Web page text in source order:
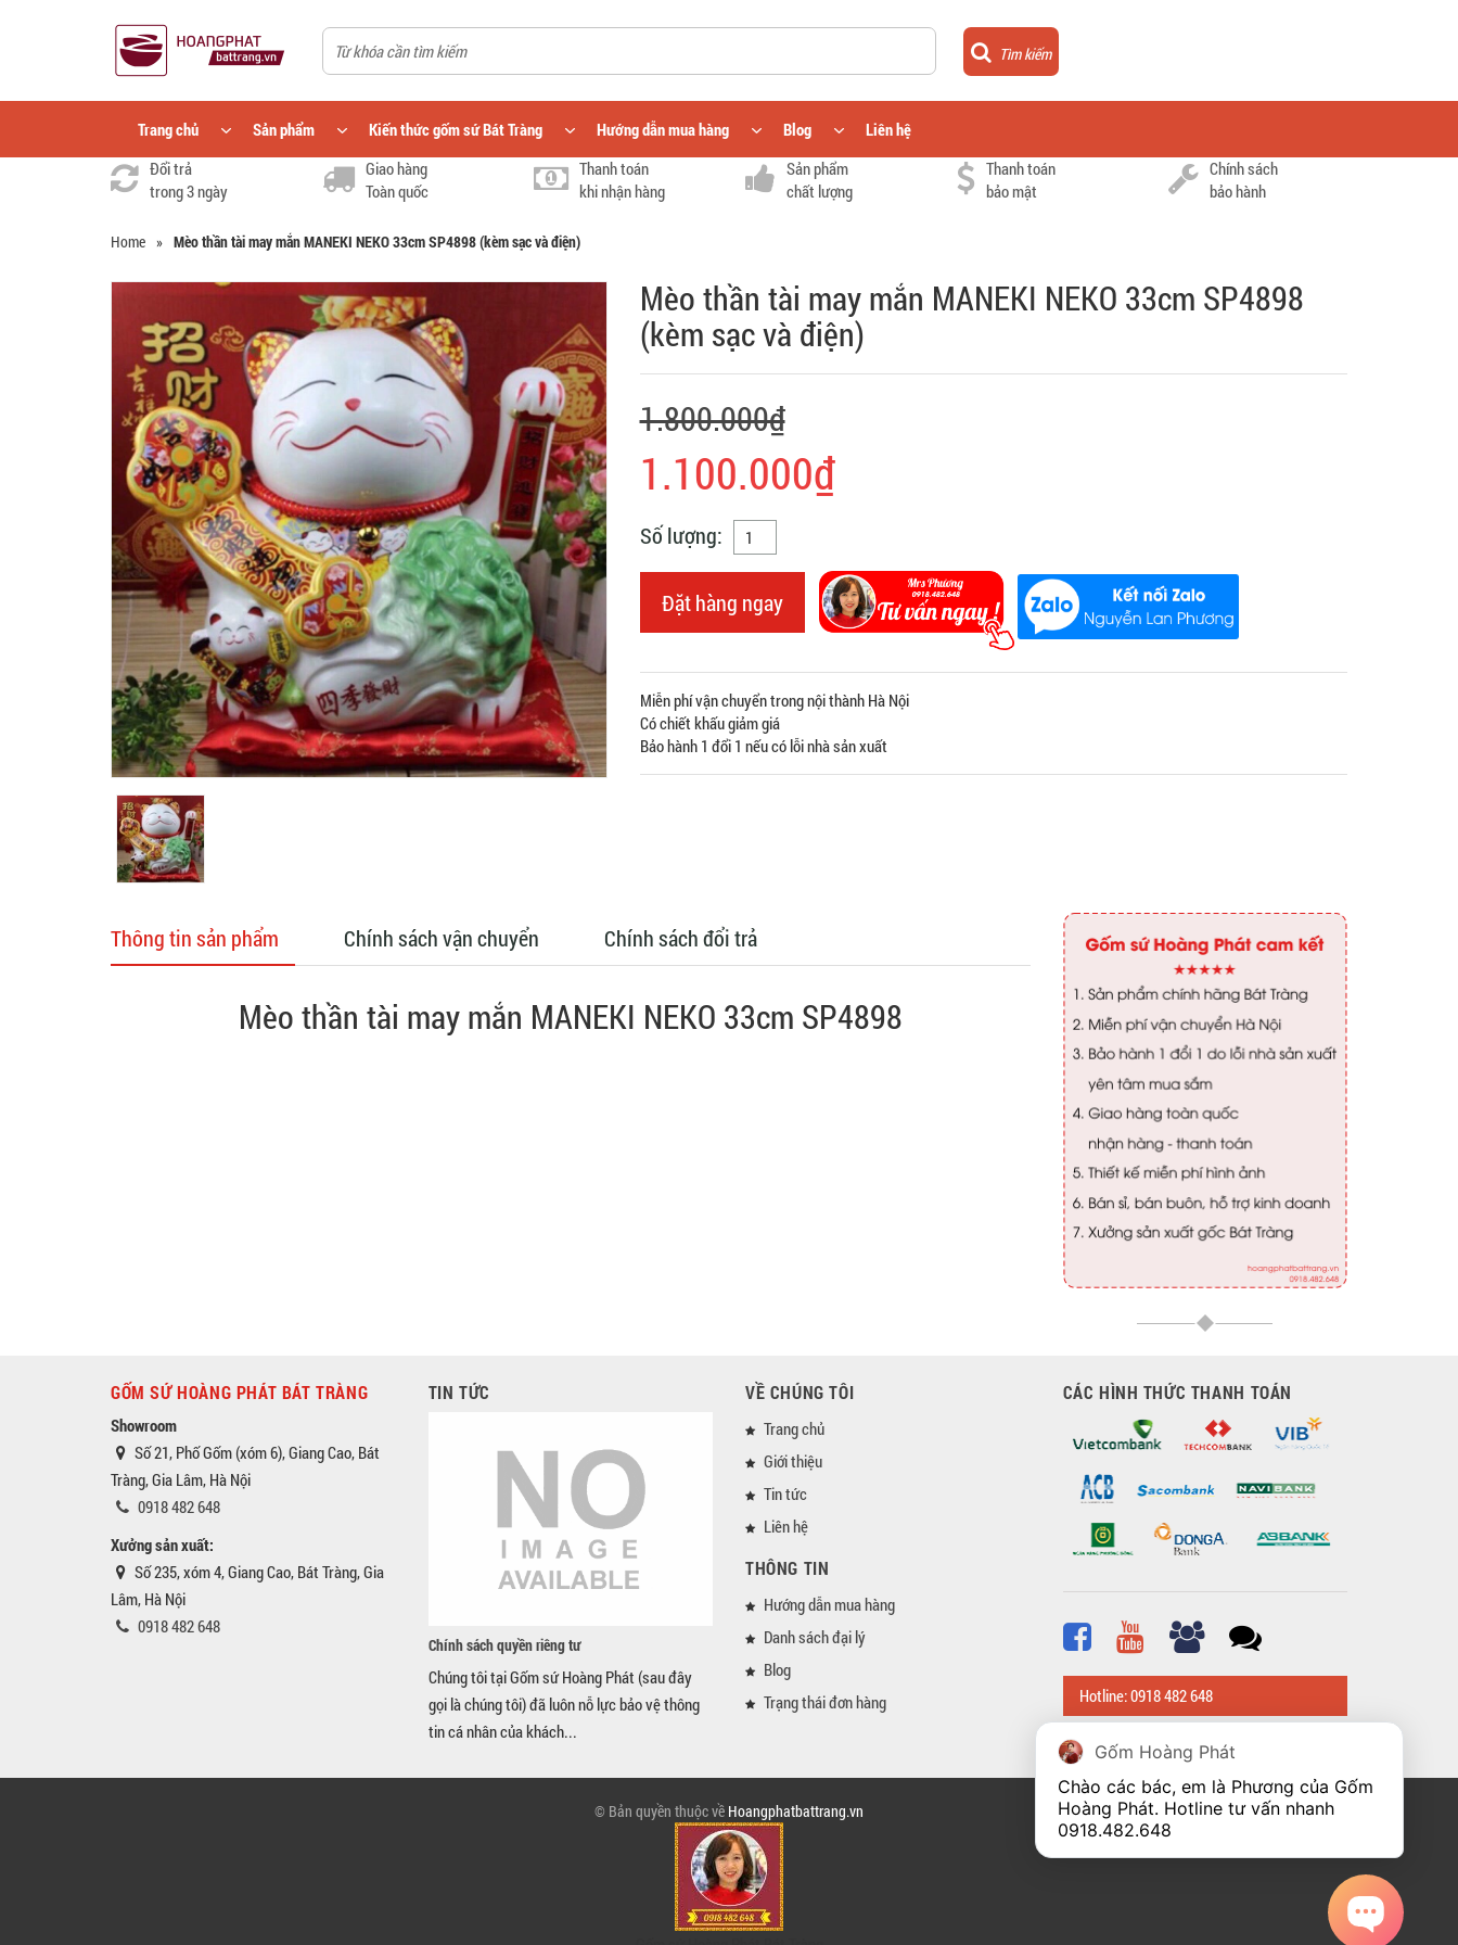
Tìm kiếm
Trang chủ Sản phẩm Kiến thức gốm sứ Bát Tràng Hướng dẫn mua hàng Blog
Liên hệ
Đổi trả
trong 3 ngày
Giao hàng
Toàn quốc
Thanh toán
khi nhận hàng
Sản phẩm
chất lượng
Thanh toán
bảo mật
Chính sách
bảo hành
Home » Mèo thần tài may mắn MANEKI NEKO 33cm SP4898 (kèm sạc và điện)
Mèo thần tài may mắn MANEKI NEKO 33cm SP4898
(kèm sạc và điện)
1.800.000₫
1.100.000₫
Số lượng:
Đặt hàng ngay
Miễn phí vận chuyển trong nội thành Hà Nội
Có chiết khấu giảm giá
Bảo hành 1 đổi 1 nếu có lỗi nhà sản xuất
Thông tin sản phẩm Chính sách vận chuyển Chính sách đổi trả
Mèo thần tài may mắn MANEKI NEKO 33cm SP4898
GỐM SỨ HOÀNG PHÁT BÁT TRÀNG
Showroom
Số 21, Phố Gốm (xóm 6), Giang Cao, Bát
Tràng, Gia Lâm, Hà Nội
0918 482 648
Xưởng sản xuất:
Số 235, xóm 4, Giang Cao, Bát Tràng, Gia
Lâm, Hà Nội
0918 482 648
TIN TỨC
Chính sách quyền riêng tư
Chúng tôi tại Gốm sứ Hoàng Phát (sau đây
gọi là chúng tôi) đã luôn nỗ lực bảo vệ thông
tin cá nhân của khách...
VỀ CHÚNG TÔI
Trang chủ
Giới thiệu
Tin tức
Liên hệ
THÔNG TIN
Hướng dẫn mua hàng
Danh sách đại lý
Blog
Trạng thái đơn hàng
CÁC HÌNH THỨC THANH TOÁN
Hotline: 0918 482 648
© Bản quyền thuộc về Hoangphatbattrang.vn
Gốm Hoàng Phát
Chào các bác, em là Phương của Gốm
0918.482.648